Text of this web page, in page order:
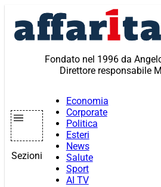
contenuto
Fondato nel 1996 da
Direttore responsabile
Sezioni
Economia
Corporate
Politica
Esteri
News
Salute
Sport
AI TV